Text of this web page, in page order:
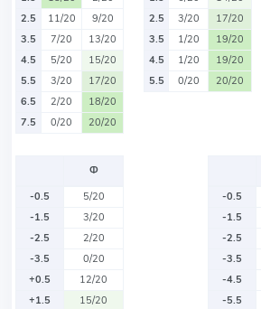
2.5
11/20
9/20
3.5
7/20
13/20
4.5
5/20
15/20
5.5
3/20
17/20
6.5
2/20
18/20
7.5
0/20 20/20
2.5
3/20
17/20
3.5
1/20
19/20
4.5
1/20
19/20
5.5
0/20 20/20
Ф
-0.5
5/20
-1.5
3/20
-2.5
2/20
-3.5
0/20
+0.5
12/20
+1.5
15/20
-0.5
-1.5
-2.5
-3.5
-4.5
-5.5